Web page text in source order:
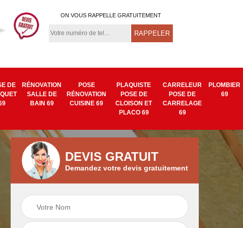
ON VOUS RAPPELLE GRATUITEMENT
DE
RÉNOVATION
SALLE DE
BAIN 69
POSE
RÉNOVATION
CUISINE 69
PLAQUISTE
POSE DE
CLOISON ET
PLACO 69
CARRELEUR
POSE DE
CARRELAGE
69
PLOMBIER
69
Isolation mur
intérieur 69
Pose de tapisserie
et toile de verre 69
DEVIS GRATUIT
Demandez votre devis gratuitement